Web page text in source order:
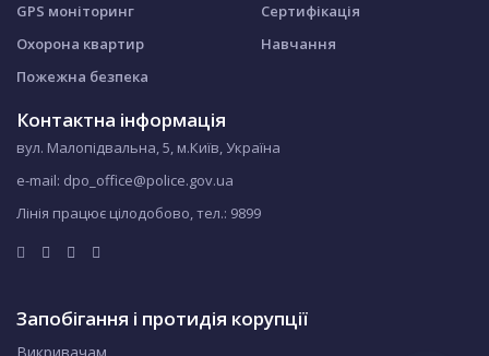
GPS моніторинг
Охорона квартир
Пожежна безпека
Сертифікація
Навчання
Контактна інформація
вул. Малопідвальна, 5, м.Київ, Україна
e-mail: dpo_office@police.gov.ua
Лінія працює цілодобово, тел.: 9899
Запобігання і протидія корупції